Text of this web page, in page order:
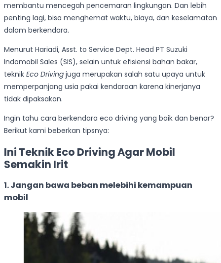
membantu mencegah pencemaran lingkungan. Dan lebih
penting lagi, bisa menghemat waktu, biaya, dan keselamatan
dalam berkendara.
Menurut Hariadi, Asst. to Service Dept. Head PT Suzuki
Indomobil Sales (SIS), selain untuk efisiensi bahan bakar,
teknik Eco Driving juga merupakan salah satu upaya untuk
memperpanjang usia pakai kendaraan karena kinerjanya
tidak dipaksakan.
Ingin tahu cara berkendara eco driving yang baik dan benar?
Berikut kami beberkan tipsnya:
Ini Teknik Eco Driving Agar Mobil
Semakin Irit
1. Jangan bawa beban melebihi kemampuan
mobil